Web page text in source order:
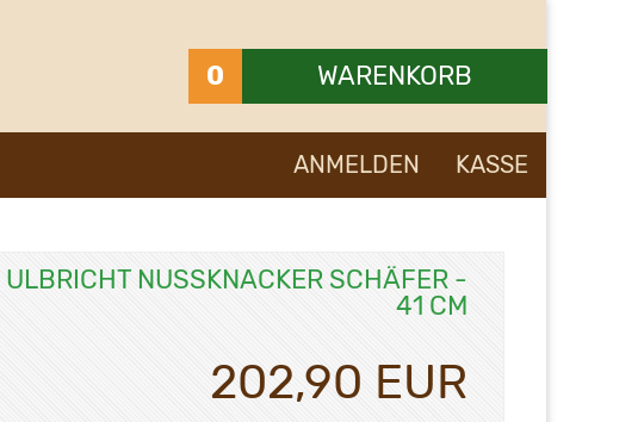
0 WARENKORB
Ihr Warenkorb ist leer.
ANMELDEN KASSE
ULBRICHT NUSSKNACKER SCHÄFER -
41 CM
202,90 EUR